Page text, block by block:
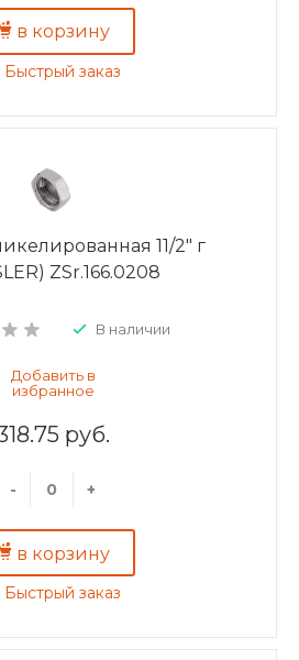
в корзину
Быстрый заказ
11/2" г
ZSr.166.0208
В наличии
руб.
- +
в корзину
Быстрый заказ